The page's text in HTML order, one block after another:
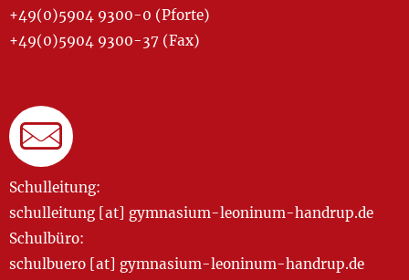
+49(0)5904 9300-0 (Pforte)
+49(0)5904 9300-37 (Fax)
Schulleitung:
schulleitung [at] gymnasium-leoninum-handrup.de
Schulbüro:
schulbuero [at] gymnasium-leoninum-handrup.de